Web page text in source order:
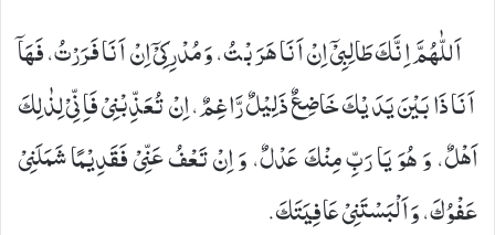
اَللّٰهُمَّ اِنَّكَ طَالِبِیْۤ اِنْ اَنَا هَرَبْتُ، وَ مُدْرِكِیْۤ اِنْ اَنَا فَرَرْتُ، فَهَاۤ
اَنَا ذَا بَیْنَ یَدَیْكَ خَاضِعٌ ذَلِیْلٌ رَّاغِمٌ، اِنْ تُعَذِّبْنِیْ فَاِنِّیْ لِذٰلِكَ
اَهْلٌ، وَ هُوَ- یَا رَبِّ- مِنْكَ عَدْلٌ، وَ اِنْ تَعْفُ عَنِّیْ فَقَدِیْمًا شَمَلَنِیْ
عَفْوُكَ، وَ اَلْبَسْتَنِیْ عَافِیَتَكَ.